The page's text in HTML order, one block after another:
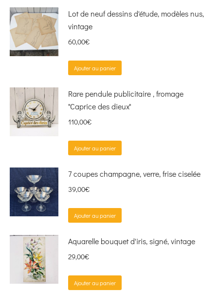
Lot de neuf dessins d'étude, modèles nus,
vintage
60,00€
Ajouter au panier
Rare pendule publicitaire , fromage
"Caprice des dieux"
110,00€
Ajouter au panier
7 coupes champagne, verre, frise ciselée
39,00€
Ajouter au panier
Aquarelle bouquet d'iris, signé, vintage
29,00€
Ajouter au panier